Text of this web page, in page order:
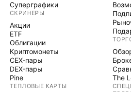
Суперграфики
СКРИНЕРЫ
Акции
ETF
Облигации
Криптомонеты
CEX-пары
DEX-пары
Pine
ТЕПЛОВЫЕ КАРТЫ
The